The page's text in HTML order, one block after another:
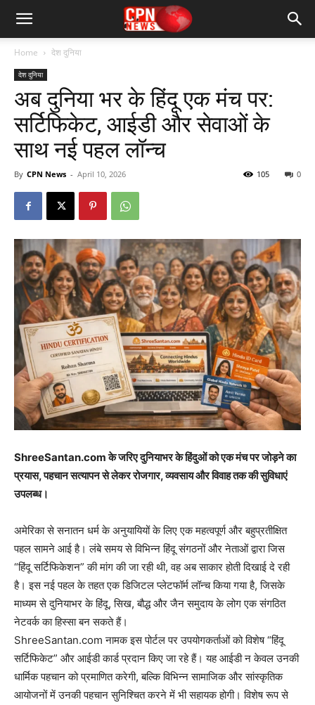
Home देश दुनिया
देश दुनिया
अब दुनिया भर के हिंदू एक मंच पर:
सर्टिफिकेट, आईडी और सेवाओं के
साथ नई पहल लॉन्च
By CPN News - April 10, 2026 0
105
ShreeSantan.com के जरिए दुनियाभर के हिंदुओं को एक मंच पर जोड़ने का
प्रयास, पहचान सत्यापन से लेकर रोजगार, व्यवसाय और विवाह तक की सुविधाएं
उपलब्ध।
अमेरिका से सनातन धर्म के अनुयायियों के लिए एक महत्वपूर्ण और बहुप्रतीक्षित
पहल सामने आई है। लंबे समय से विभिन्न हिंदू संगठनों और नेताओं द्वारा जिस
“हिंदू सर्टिफिकेशन” की मांग की जा रही थी, वह अब साकार होती दिखाई दे रही
है। इस नई पहल के तहत एक डिजिटल प्लेटफॉर्म लॉन्च किया गया है, जिसके
माध्यम से दुनियाभर के हिंदू, सिख, बौद्ध और जैन समुदाय के लोग एक संगठित
नेटवर्क का हिस्सा बन सकते हैं।
ShreeSantan.com नामक इस पोर्टल पर उपयोगकर्ताओं को विशेष “हिंदू
सर्टिफिकेट” और आईडी कार्ड प्रदान किए जा रहे हैं। यह आईडी न केवल उनकी
धार्मिक पहचान को प्रमाणित करेगी, बल्कि विभिन्न सामाजिक और सांस्कृतिक
आयोजनों में उनकी पहचान सुनिश्चित करने में भी सहायक होगी। विशेष रूप से